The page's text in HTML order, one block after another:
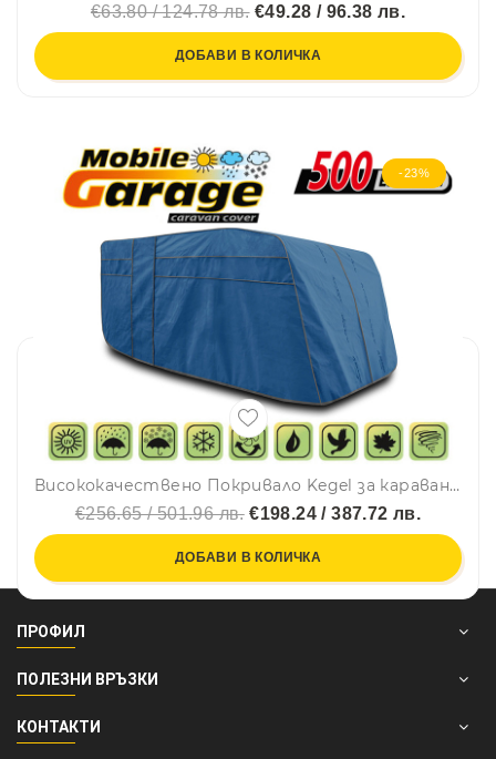
€63.80 / 124.78 лв.€49.28 / 96.38 лв.
ДОБАВИ В КОЛИЧКА
-23%
Висококачествено Покривало Kegel за каравана син цвят Серия Mobile 500ER
€256.65 / 501.96 лв.€198.24 / 387.72 лв.
ДОБАВИ В КОЛИЧКА
ПРОФИЛ
ПОЛЕЗНИ ВРЪЗКИ
КОНТАКТИ